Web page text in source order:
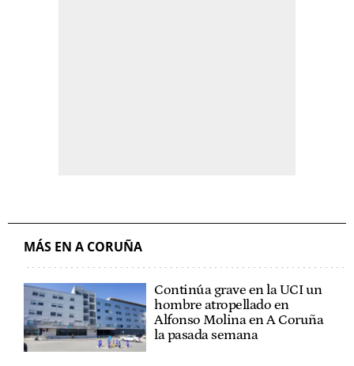
MÁS EN A CORUÑA
Continúa grave en la UCI un
hombre atropellado en
Alfonso Molina en A Coruña
la pasada semana